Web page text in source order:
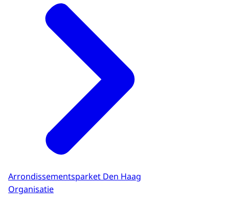
Arrondissementsparket Den Haag
Organisatie